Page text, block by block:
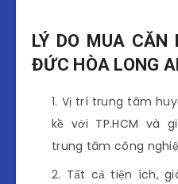
LÝ DO MUA CĂN
ĐỨC HÒA LONG
Vị trí trung tâm
kề với TP.HCM và
trung tâm công
Tất cả tiện ích,